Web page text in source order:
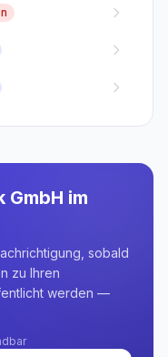
GmbH im
sobald
zu Ihren
werden —